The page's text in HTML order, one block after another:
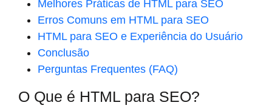
Melhores Práticas de HTML para SEO
Erros Comuns em HTML para SEO
HTML para SEO e Experiência do Usuário
Conclusão
Perguntas Frequentes (FAQ)
O Que é HTML para SEO?